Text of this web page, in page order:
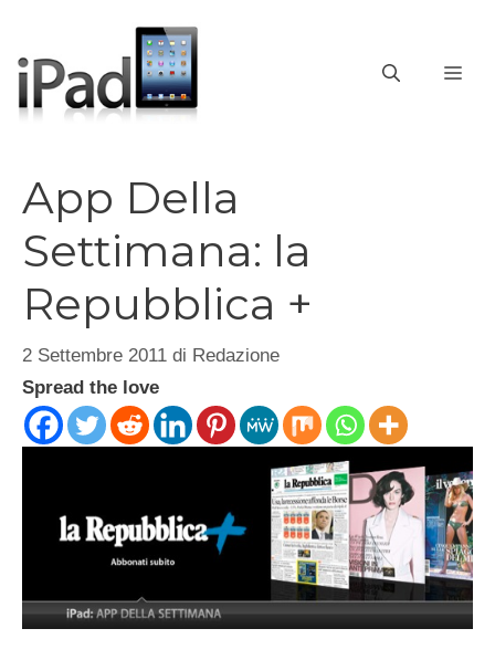
contenuto
App Della
Settimana: la
Repubblica +
2 Settembre 2011 di Redazione
Spread the love